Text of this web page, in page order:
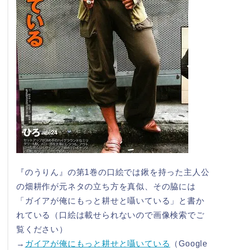
『のうりん』の第1巻の口絵では鍬を持った主人公
の畑耕作が元ネタの立ち方を真似、その脇には
「ガイアが俺にもっと耕せと囁いている」と書か
れている（口絵は載せられないので画像検索でご
覧ください）
→ ガイアが俺にもっと耕せと囁いている
（Google